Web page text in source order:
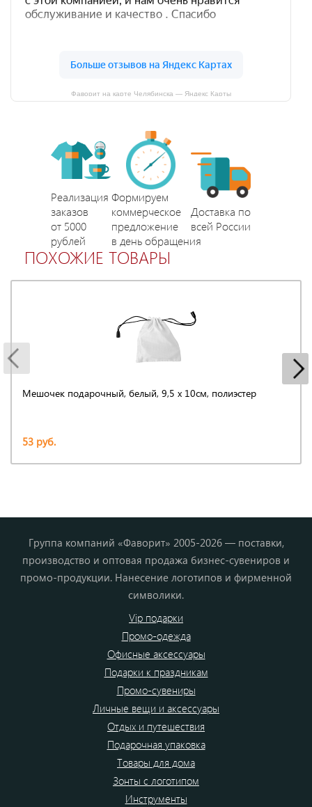
Фаворит на карте Челябинска — Яндекс Карты
Реализация
заказов
от 5000
рублей
Формируем
коммерческое
предложение
в день обращения
Доставка по
всей России
ПОХОЖИЕ ТОВАРЫ
Мешочек подарочный, белый, 9,5 х 10см, полиэстер
53 руб.
Группа компаний «Фаворит» 2005-2026 — поставки,
производство и оптовая продажа бизнес-сувениров и
промо-продукции. Нанесение логотипов и фирменной
символики.
Vip подарки
Промо-одежда
Офисные аксессуары
Подарки к праздникам
Промо-сувениры
Личные вещи и аксессуары
Отдых и путешествия
Подарочная упаковка
Товары для дома
Зонты с логотипом
Инструменты